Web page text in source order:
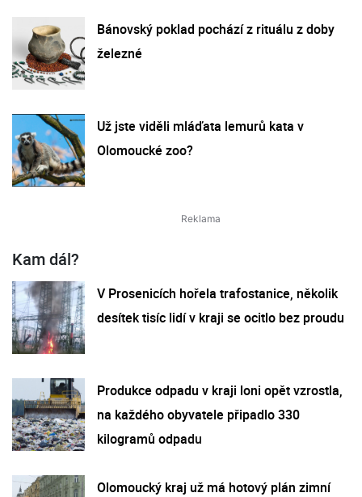
Bánovský poklad pochází z rituálu z doby
železné
Už jste viděli mláďata lemurů kata v
Olomoucké zoo?
Kam dál?
V Prosenicích hořela trafostanice, několik
desítek tisíc lidí v kraji se ocitlo bez proudu
Produkce odpadu v kraji loni opět vzrostla,
na každého obyvatele připadlo 330
kilogramů odpadu
Olomoucký kraj už má hotový plán zimní